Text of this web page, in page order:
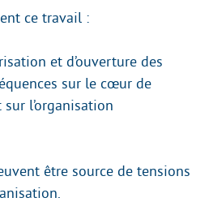
ce travail :
et d’ouverture des
sur le cœur de
l’organisation
être source de tensions